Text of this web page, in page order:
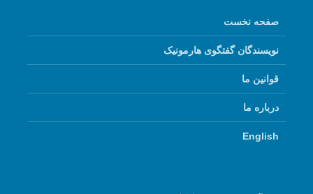
صفحه نخست
نویسندگان گفتگوی هارمونیک
قوانین ما
درباره ما
English